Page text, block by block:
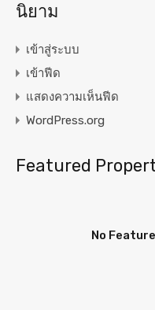
นิยาม
เข้าสู่ระบบ
เข้าฟีด
แสดงความเห็นฟีด
WordPress.org
Featured
No